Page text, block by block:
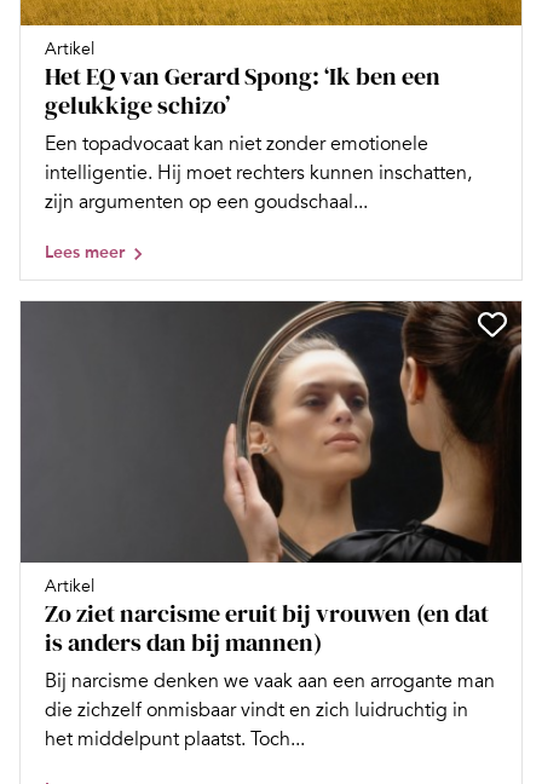
Artikel
Het EQ van Gerard Spong: ‘Ik ben een
gelukkige schizo’
Een topadvocaat kan niet zonder emotionele
intelligentie. Hij moet rechters kunnen inschatten,
zijn argumenten op een goudschaal...
Lees meer
Artikel
Zo ziet narcisme eruit bij vrouwen (en dat
is anders dan bij mannen)
Bij narcisme denken we vaak aan een arrogante man
die zichzelf onmisbaar vindt en zich luidruchtig in
het middelpunt plaatst. Toch...